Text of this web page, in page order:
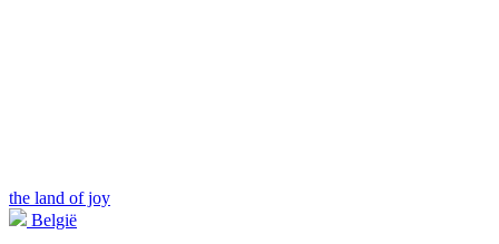
the land of joy
België